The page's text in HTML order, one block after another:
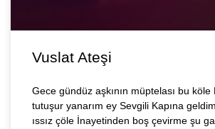
Vuslat Ateşi
Gece gündüz aşkının müptelası bu
tutuşur yanarım ey Sevgili Kapına
ıssız çöle İnayetinden boş çevirme şu